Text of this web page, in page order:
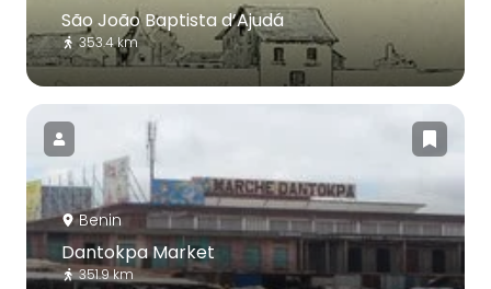
São João Baptista d’Ajudá
353.4 km
Benin
Dantokpa Market
351.9 km